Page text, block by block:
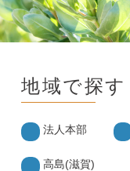
地域で探す
法人本部
高島(滋賀)